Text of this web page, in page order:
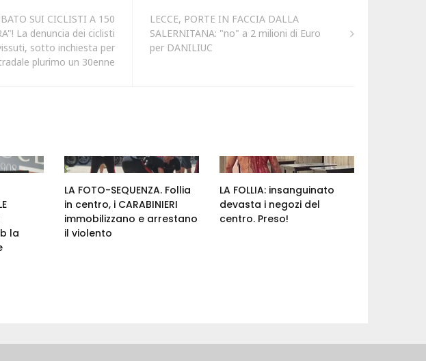
SUI CICLISTI A 150
La denuncia dei ciclisti
sotto inchiesta per
plurimo un 30enne
LECCE, PORTE IN FACCIA DALLA
SALERNITANA: "no" a 2 milioni di Euro
per DANILIUC
la
LA FOTO-SEQUENZA. Follia
in centro, i CARABINIERI
immobilizzano e arrestano
il violento
LA FOLLIA: insanguinato
devasta i negozi del
centro. Preso!